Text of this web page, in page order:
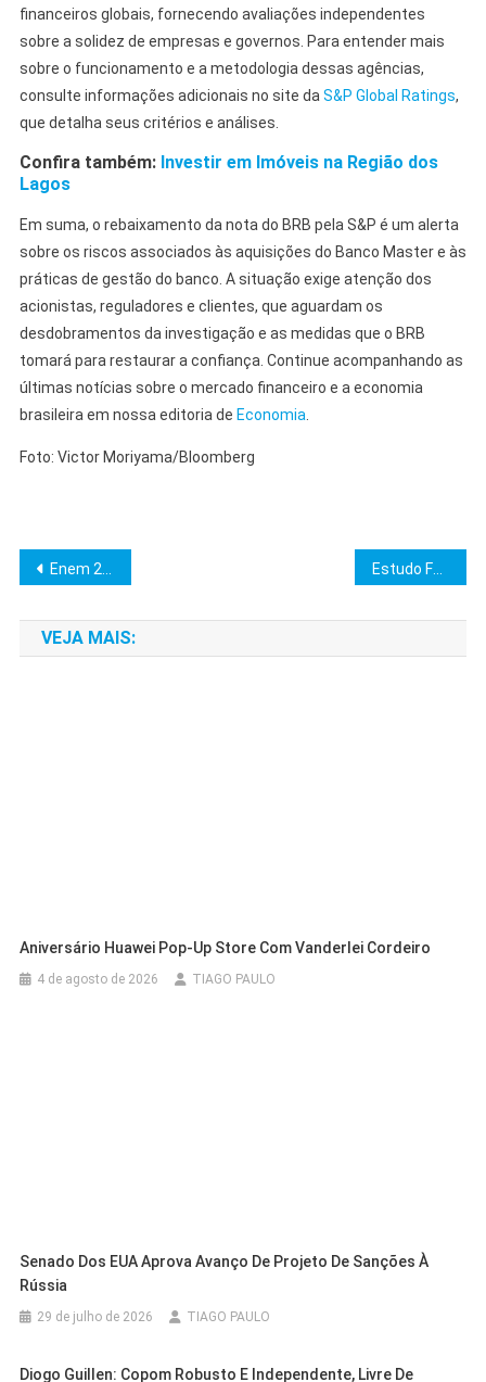
financeiros globais, fornecendo avaliações independentes
sobre a solidez de empresas e governos. Para entender mais
sobre o funcionamento e a metodologia dessas agências,
consulte informações adicionais no site daS&P Global Ratings,
que detalha seus critérios e análises.
Confira também: Investir em Imóveis na Região dos
Lagos
Em suma, o rebaixamento da nota do BRB pela S&P é um alerta
sobre os riscos associados às aquisições do Banco Master e às
práticas de gestão do banco. A situação exige atenção dos
acionistas, reguladores e clientes, que aguardam os
desdobramentos da investigação e as medidas que o BRB
tomará para restaurar a confiança. Continue acompanhando as
últimas notícias sobre o mercado financeiro e a economia
brasileira em nossa editoria de Economia.
Foto: Victor Moriyama/Bloomberg
Navegação
de
Post
Enem 2025: Gabaritos e Cadernos do 2º Dia Divulgados Estudo FGV: Leis justificam violência policial contra negros
VEJA MAIS:
Aniversário Huawei Pop-Up Store Com Vanderlei Cordeiro
4 de agosto de 2026 TIAGO PAULO
Senado Dos EUA Aprova Avanço De Projeto De Sanções À
Rússia
29 de julho de 2026 TIAGO PAULO
Diogo Guillen: Copom Robusto E Independente, Livre De